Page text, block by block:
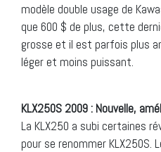
modèle double usage de
que 600 $ de plus, cette
grosse et il est parfois plus
léger et moins puissant.
KLX250S 2009 : Nouvelle,
La KLX250 a subi certaines
pour se renommer KLX250S.